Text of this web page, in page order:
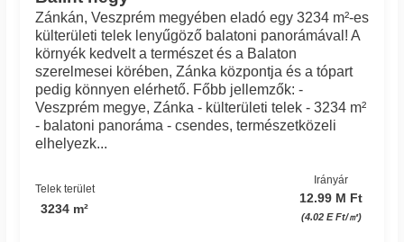
Zánkán, Veszprém megyében eladó egy 3234 m²-es
külterületi telek lenyűgöző balatoni panorámával! A
környék kedvelt a természet és a Balaton
szerelmesei körében, Zánka központja és a tópart
pedig könnyen elérhető. Főbb jellemzők: -
Veszprém megye, Zánka - külterületi telek - 3234 m²
- balatoni panoráma - csendes, természetközeli
elhelyezk...
Telek terület
3234 m²
Irányár
12.99 M Ft
(4.02 E Ft/㎡)